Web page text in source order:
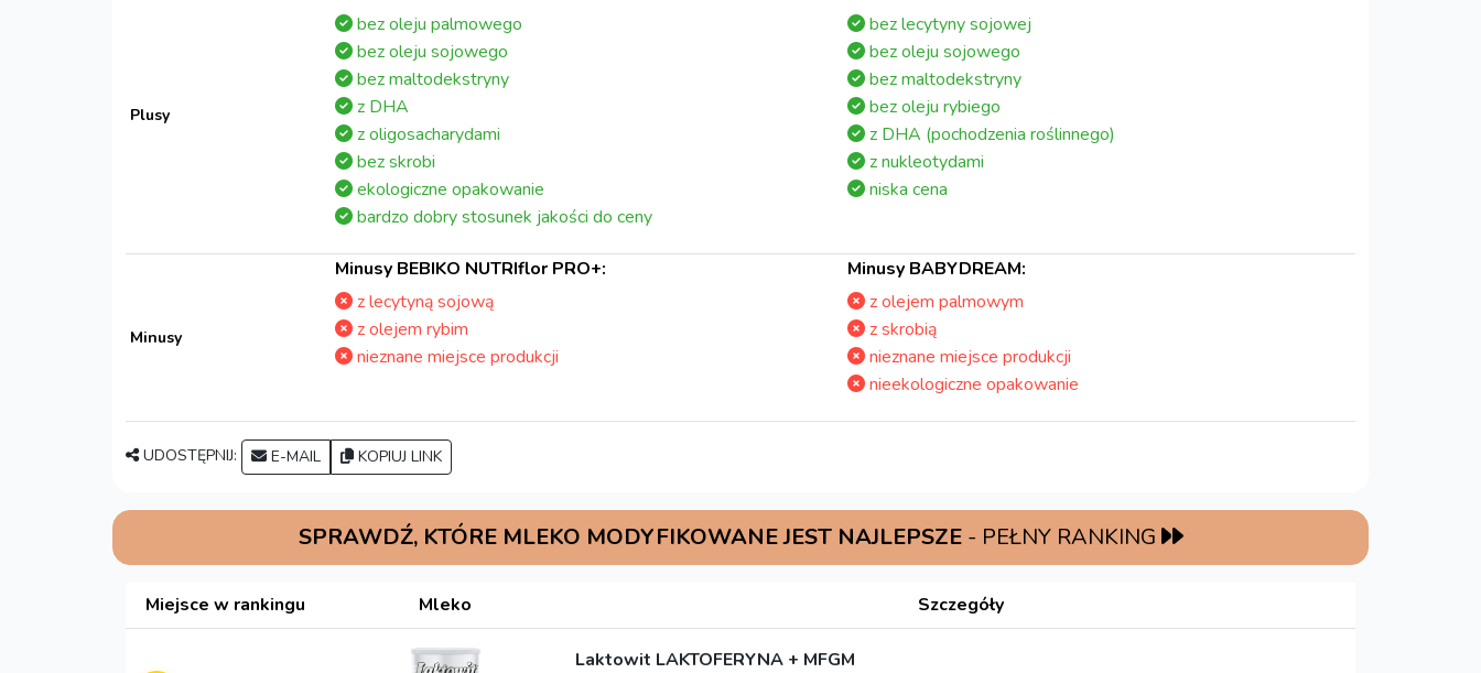
Plusy
bez oleju palmowego
bez oleju sojowego
bez maltodekstryny
z DHA
z oligosacharydami
bez skrobi
ekologiczne opakowanie
bardzo dobry stosunek jakości do ceny
bez lecytyny sojowej
bez oleju sojowego
bez maltodekstryny
bez oleju rybiego
z DHA (pochodzenia roślinnego)
z nukleotydami
niska cena
Minusy
Minusy BEBIKO NUTRIflor PRO+:
z lecytyną sojową
z olejem rybim
nieznane miejsce produkcji
Minusy BABYDREAM:
z olejem palmowym
z skrobią
nieznane miejsce produkcji
nieekologiczne opakowanie
UDOSTĘPNIJ: E-MAIL KOPIUJ LINK
SPRAWDŹ, KTÓRE MLEKO MODYFIKOWANE JEST NAJLEPSZE- PEŁNY RANKING
Miejsce w rankingu Mleko Szczegóły
Laktowit LAKTOFERYNA + MFGM